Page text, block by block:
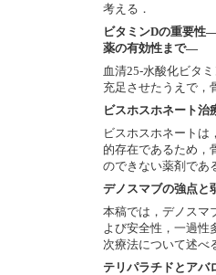
考える．
ビタミンDの重要性
薬の有効性まで―
血清25-水酸化ビタ
充足させたうえで，
ビスホスホネート治
ビスホスホネートは
的存在であるため，
のできない薬剤であ
デノスマブの強点と
本稿では，デノスマ
よび安全性，一過性
次療法について述べ
テリパラチドとアバ